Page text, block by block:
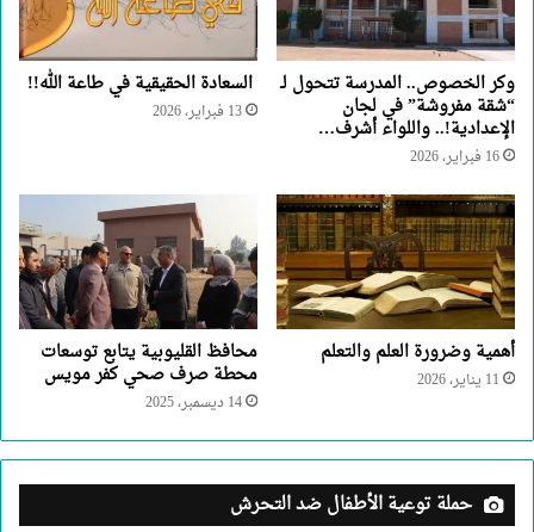
وكر الخصوص.. المدرسة تتحول لـ
“شقة مفروشة” في لجان
الإعدادية!.. واللواء أشرف…
16 فبراير، 2026
السعادة الحقيقية في طاعة الله!!
13 فبراير، 2026
أهمية وضرورة العلم والتعلم
11 يناير، 2026
محافظ القليوبية يتابع توسعات
محطة صرف صحي كفر مويس
14 ديسمبر، 2025
حملة توعية الأطفال ضد التحرش